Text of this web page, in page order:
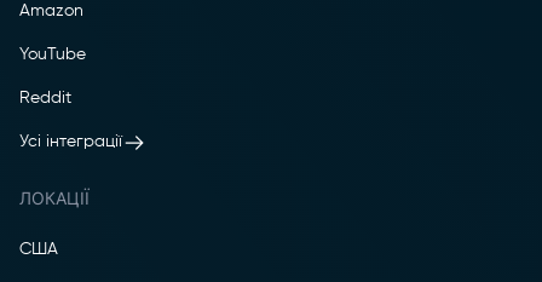
Amazon
YouTube
Reddit
Усі інтеграції
ЛОКАЦІЇ
США